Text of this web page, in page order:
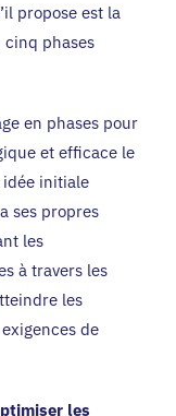
propose est la
cinq phases
en phases pour
et efficace le
idée initiale
ses propres
les
à travers les
les
de
les